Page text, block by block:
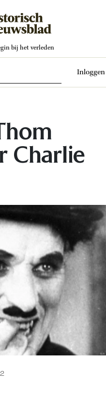
bij het verleden
Inloggen
Charlie